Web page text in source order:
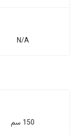
N/A
150 سم